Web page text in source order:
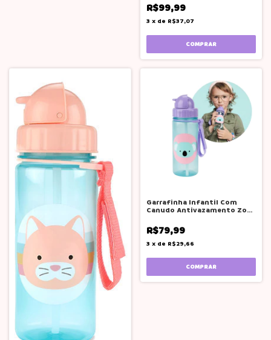
R$99,99
3 x de R$37,07
Garrafinha Infantil Com
Canudo Antivazamento Zoo
R$79,99
3 x de R$29,66